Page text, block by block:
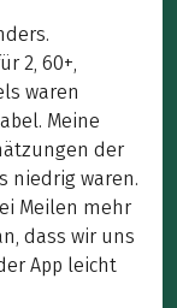
2, 60+,
waren
Meine
der
niedrig waren.
Meilen mehr
dass wir uns
App leicht